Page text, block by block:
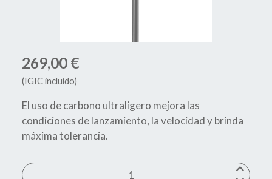
269,00 €
(IGIC incluido)
El uso de carbono ultraligero mejora las
condiciones de lanzamiento, la velocidad y brinda
máxima tolerancia.